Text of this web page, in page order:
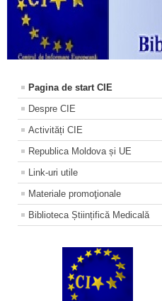
Pagina de start CIE
Despre CIE
Activități CIE
Republica Moldova și UE
Link-uri utile
Materiale promoţionale
Biblioteca Științifică Medicală